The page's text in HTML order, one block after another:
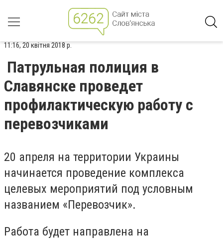
11:16, 20 квітня 2018 р.
Патрульная полиция в
Славянске проведет
профилактическую работу с
перевозчиками
20 апреля на территории Украины
начинается проведение комплекса
целевых мероприятий под условным
названием «Перевозчик».
Работа будет направлена ​​на